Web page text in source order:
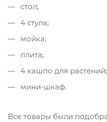
стол;
4 стула;
мойка;
плита;
4 кашпо для растений;
мини-шкаф.
Все товары были